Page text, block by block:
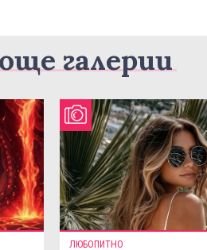
галерии
ЛЮБОПИТНО